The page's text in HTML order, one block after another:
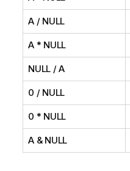
A / NULL
A * NULL
NULL / A
0 / NULL
0 * NULL
A & NULL